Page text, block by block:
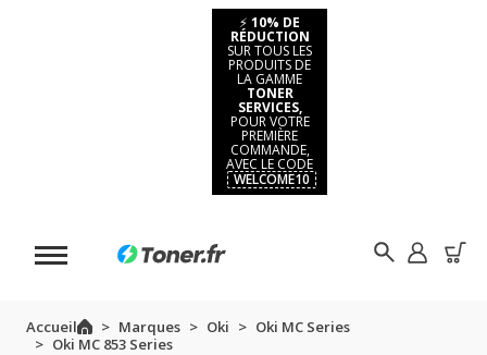
⚡ 10% DE
RÉDUCTION
SUR TOUS LES
PRODUITS DE
LA GAMME
TONER
SERVICES,
POUR VOTRE
PREMIÈRE
COMMANDE,
AVEC LE CODE
WELCOME10
Accueil Marques Oki
Oki MC Series
Oki MC 853 Series